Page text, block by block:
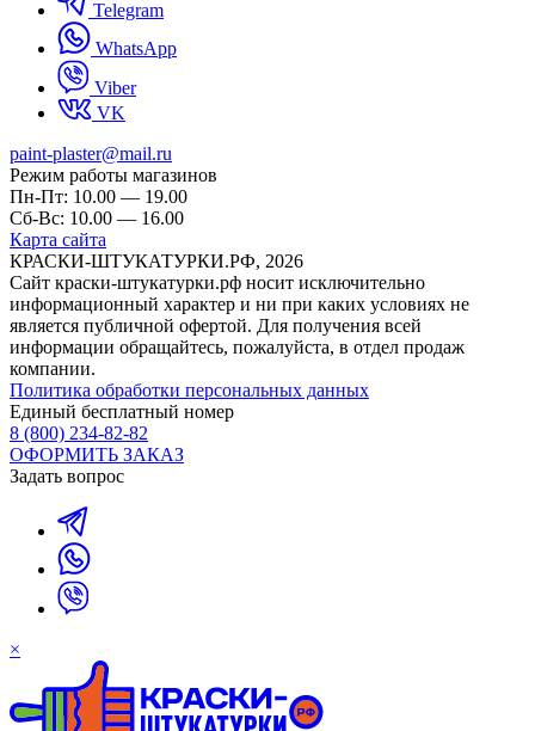
Telegram
WhatsApp
Viber
VK
paint-plaster@mail.ru
Режим работы магазинов
Пн-Пт: 10.00 — 19.00
Сб-Вс: 10.00 — 16.00
Карта сайта
КРАСКИ-ШТУКАТУРКИ.РФ, 2026
Cайт краски-штукатурки.рф носит исключительно
информационный характер и ни при каких условиях не
является публичной офертой. Для получения всей
информации обращайтесь, пожалуйста, в отдел продаж
компании.
Политика обработки персональных данных
Единый бесплатный номер
8 (800) 234-82-82
ОФОРМИТЬ ЗАКАЗ
Задать вопрос
×